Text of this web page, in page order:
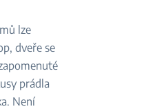
lze
dveře se
prádla
Není